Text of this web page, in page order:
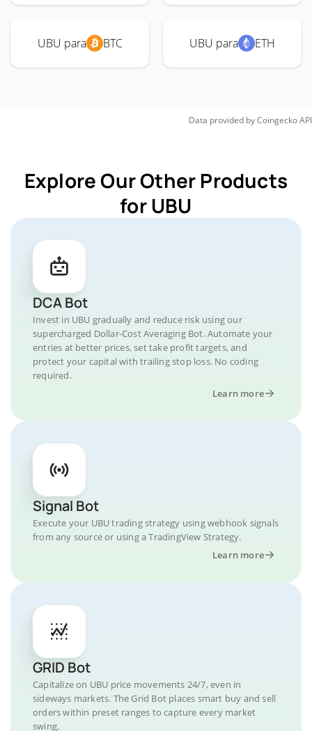
UBU para BTC UBU para ETH
Data provided byCoingeckoAPI
Explore Our Other Products
for UBU
DCA Bot
Invest in UBU gradually and reduce risk using our
supercharged Dollar-Cost Averaging Bot. Automate your
entries at better prices, set take profit targets, and
protect your capital with trailing stop loss. No coding
required.
Learn more
Signal Bot
Execute your UBU trading strategy using webhook signals
from any source or using a TradingView Strategy.
Learn more
GRID Bot
Capitalize on UBU price movements 24/7, even in
sideways markets. The Grid Bot places smart buy and sell
orders within preset ranges to capture every market
swing.